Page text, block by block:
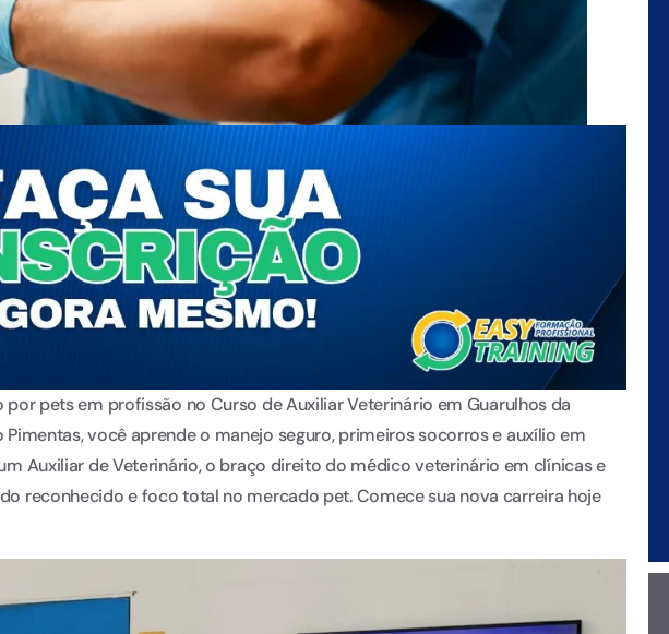
pets em profissão no Curso de Auxiliar Veterinário em Guarulhos da
você aprende o manejo seguro, primeiros socorros e auxílio em
Auxiliar de Veterinário, o braço direito do médico veterinário em clínicas e
reconhecido e foco total no mercado pet. Comece sua nova carreira hoje